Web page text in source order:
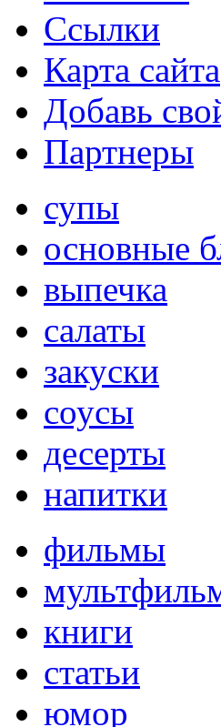
Ссылки
Карта сайта
Добавь
Партнеры
супы
основные
выпечка
салаты
закуски
соусы
десерты
напитки
фильмы
книги
статьи
юмор